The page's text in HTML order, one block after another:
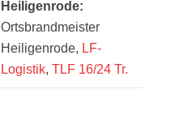
Heiligenrode:
Ortsbrandmeister
Heiligenrode, LF-
Logistik, TLF 16/24 Tr.